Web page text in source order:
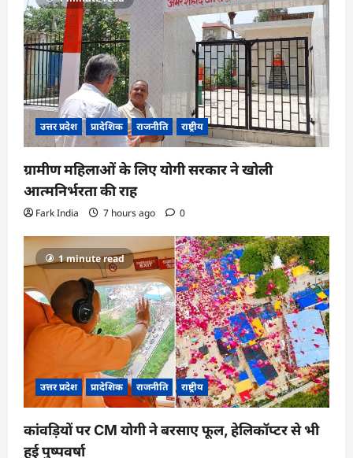
उत्तर प्रदेश प्रादेशिक राजनीति राष्ट्रीय
ग्रामीण महिलाओं के लिए योगी सरकार ने खोली
आत्मनिर्भरता की राह
Fark India 7 hours ago 0
1 minute read
उत्तर प्रदेश प्रादेशिक राजनीति राष्ट्रीय
कांवड़ियों पर CM योगी ने बरसाए फूल, हेलिकॉप्टर से भी
हुई पुष्पवर्षा